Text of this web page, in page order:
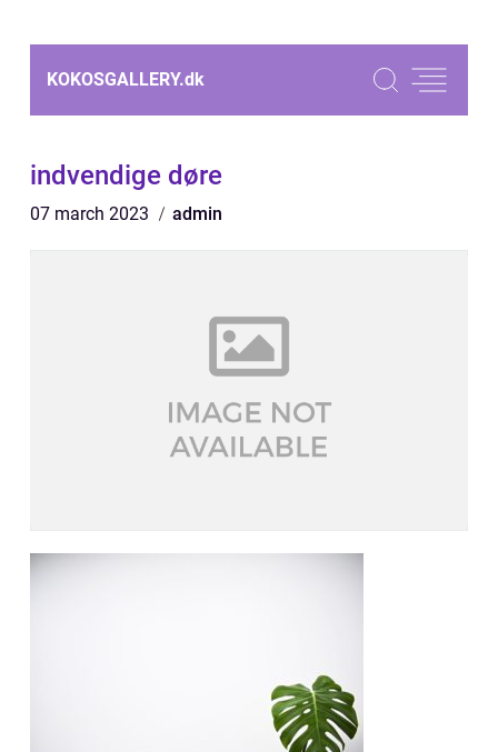
KOKOSGALLERY.dk
indvendige døre
07 march 2023 admin